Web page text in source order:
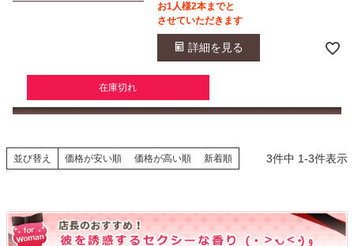
お1人様2本までと
させていただきます
詳細を見る
在庫切れ
並び替え 価格が安い順 価格が高い順 新着順 3件中 1-3件表示